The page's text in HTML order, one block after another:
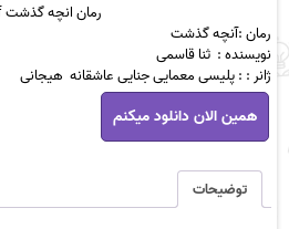
رمان انچه گذشت pdf
رمان :آنچه گذشت
نویسنده : ثنا قاسمی
ژانر : : پلیسی معمایی جنایی عاشقانه هیجانی
رمان
انچه
گذشت
عدد
همین الان دانلود میکنم
توضیحات